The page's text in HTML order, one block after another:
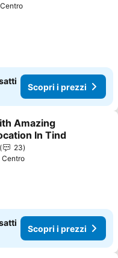
Scopri i prezzi
ai preferiti
Amazing
In Tind
23
Centro
Scopri i prezzi